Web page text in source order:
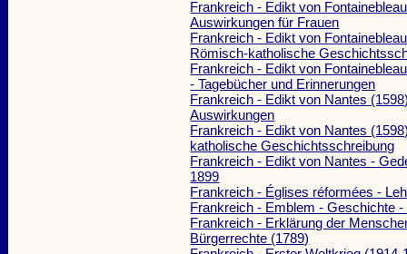
Frankreich - Edikt von
Auswirkungen für Frauen
Frankreich - Edikt von
Römisch-katholische
Frankreich - Edikt von
- Tagebücher und Erinnerungen
Frankreich - Edikt von Nantes
Auswirkungen
Frankreich - Edikt von Nantes
katholische Geschichtsschreibung
Frankreich - Edikt von Nantes -
1899
Frankreich - Églises réformées -
Frankreich - Emblem - Geschichte -
Frankreich - Erklärung der
Bürgerrechte (1789)